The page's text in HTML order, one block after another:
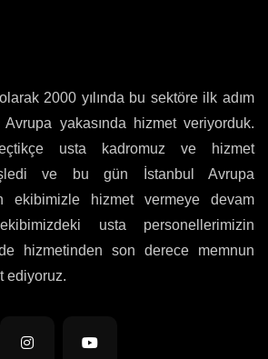
2000 yılında bu sektöre ilk adım
Avrupa yakasında hizmet veriyorduk.
usta kadromuz ve hizmet
ve bu gün İstanbul Avrupa
ekibimizle hizmet vermeye devam
usta personellerimizin
hizmetinden son derece memnun
ediyoruz.